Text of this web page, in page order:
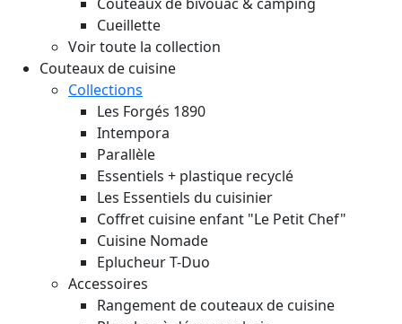
Cueillette
Voir toute la collection
Couteaux de cuisine
Collections
Les Forgés 1890
Intempora
Parallèle
Essentiels + plastique recyclé
Les Essentiels du cuisinier
Coffret cuisine enfant "Le Petit Chef"
Cuisine Nomade
Eplucheur T-Duo
Accessoires
Rangement de couteaux de cuisine